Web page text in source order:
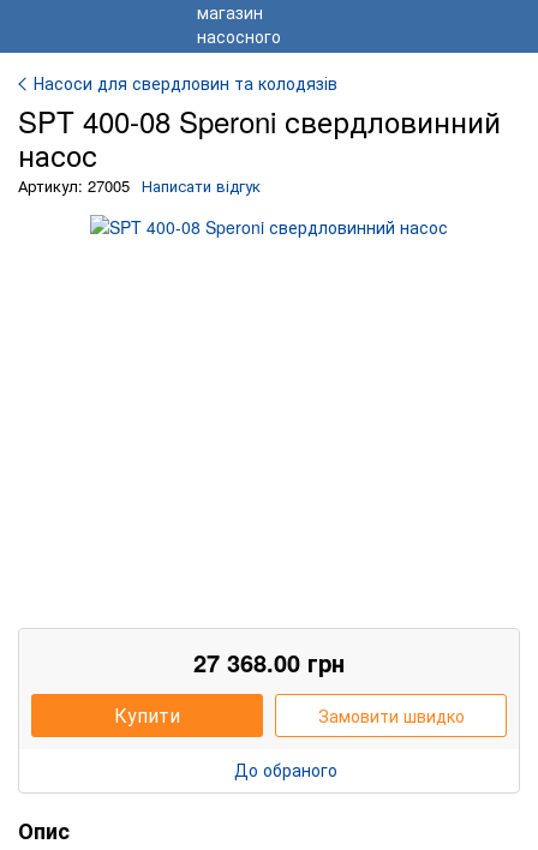
Насоси для свердловин та колодязів
SPT 400-08 Speroni свердловинний
насос
Артикул: 27005 Написати відгук
27 368.00 грн
Купити Замовити швидко
До обраного
Опис